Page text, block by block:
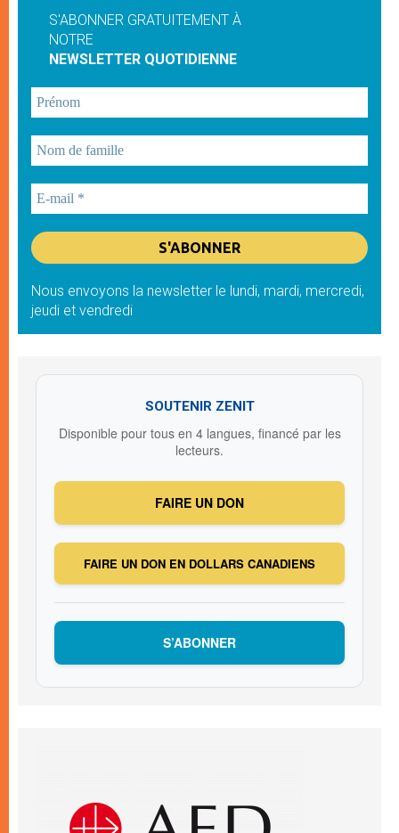
S'ABONNER GRATUITEMENT À
NOTRE
NEWSLETTER QUOTIDIENNE
Nous envoyons la newsletter le lundi, mardi, mercredi,
jeudi et vendredi
SOUTENIR ZENIT
Disponible pour tous en 4 langues, financé par les
lecteurs.
FAIRE UN DON
FAIRE UN DON EN DOLLARS CANADIENS
S’ABONNER